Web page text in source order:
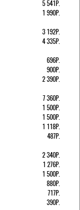
5 541Р.
1 990Р.
3 192Р.
4 335Р.
696Р.
900Р.
2 390Р.
7 360Р.
1 500Р.
1 500Р.
1 118Р.
487Р.
2 340Р.
1 276Р.
1 500Р.
880Р.
717Р.
390Р.